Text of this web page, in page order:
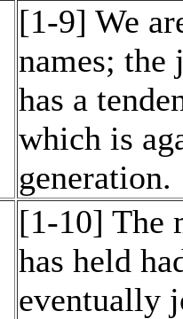
[1-9] We
names; the
has a
which is
generation.
[1-10] The
has held
eventually